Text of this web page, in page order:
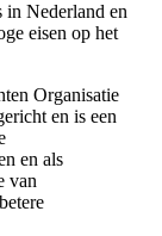
in Nederland en
eisen op het
Organisatie
en is een
en als
van